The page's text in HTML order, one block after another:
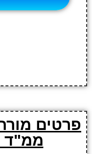
פרטים
ממ"ד